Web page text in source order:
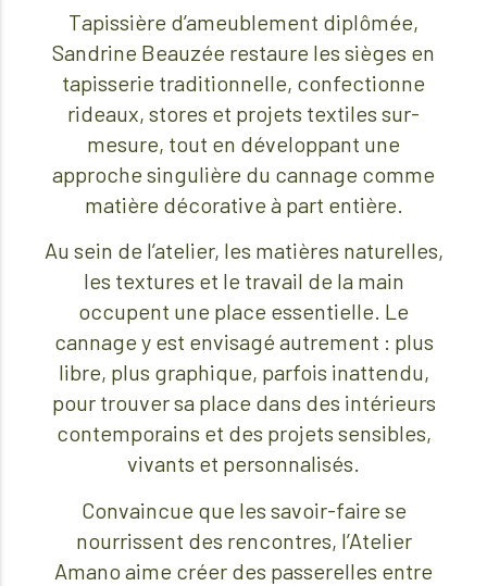
Tapissière d’ameublement diplômée,
Sandrine Beauzée restaure les sièges en
tapisserie traditionnelle, confectionne
rideaux, stores et projets textiles sur-
mesure, tout en développant une
approche singulière du cannage comme
matière décorative à part entière.
Au sein de l’atelier, les matières naturelles,
les textures et le travail de la main
occupent une place essentielle. Le
cannage y est envisagé autrement : plus
libre, plus graphique, parfois inattendu,
pour trouver sa place dans des intérieurs
contemporains et des projets sensibles,
vivants et personnalisés.
Convaincue que les savoir-faire se
nourrissent des rencontres, l’Atelier
Amano aime créer des passerelles entre